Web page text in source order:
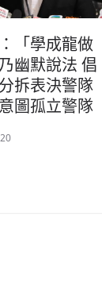
「學成龍做
幽默說法 倡
拆表決警隊
圖孤立警隊